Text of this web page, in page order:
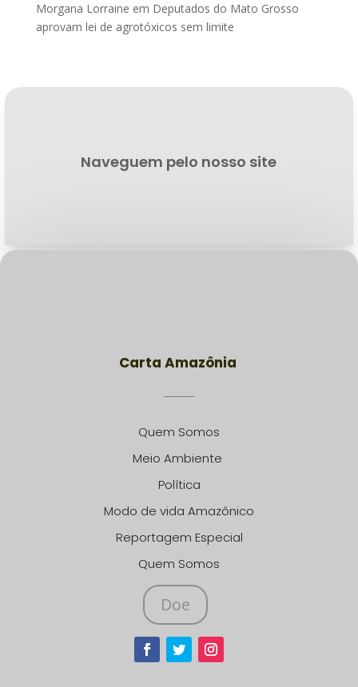
Morgana Lorraine em Deputados do Mato Grosso
aprovam lei de agrotóxicos sem limite
Naveguem pelo nosso site
Carta Amazônia
Quem Somos
Meio Ambiente
Política
Modo de vida Amazônico
Reportagem Especial
Quem Somos
Doe